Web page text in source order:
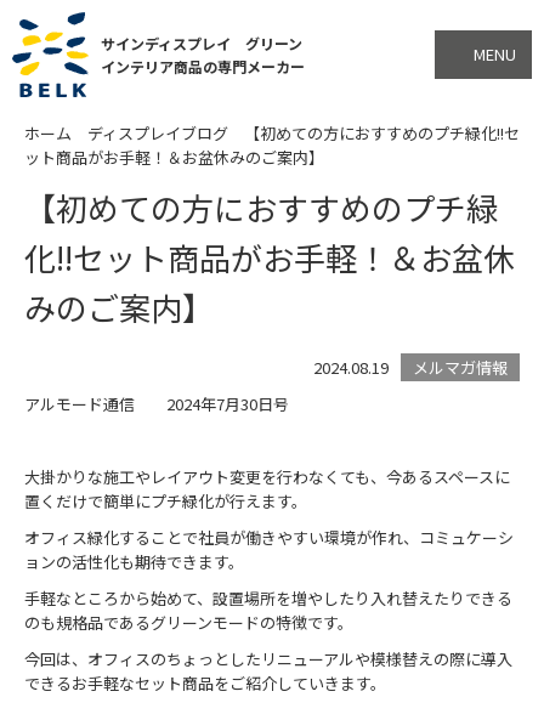
サインディスプレイ グリーン
インテリア商品の専門メーカー
MENU
ホーム ディスプレイブログ
【初めての方におすすめのプチ緑化!!セ
ット商品がお手軽！＆お盆休みのご案内】
【初めての方におすすめのプチ緑
化!!セット商品がお手軽！＆お盆休
みのご案内】
2024.08.19
メルマガ情報
アルモード通信 2024年7月30日号
大掛かりな施工やレイアウト変更を行わなくても、今あるスペースに
置くだけで簡単にプチ緑化が行えます。
オフィス緑化することで社員が働きやすい環境が作れ、コミュケーシ
ョンの活性化も期待できます。
手軽なところから始めて、設置場所を増やしたり入れ替えたりできる
のも規格品であるグリーンモードの特徴です。
今回は、オフィスのちょっとしたリニューアルや模様替えの際に導入
できるお手軽なセット商品をご紹介していきます。